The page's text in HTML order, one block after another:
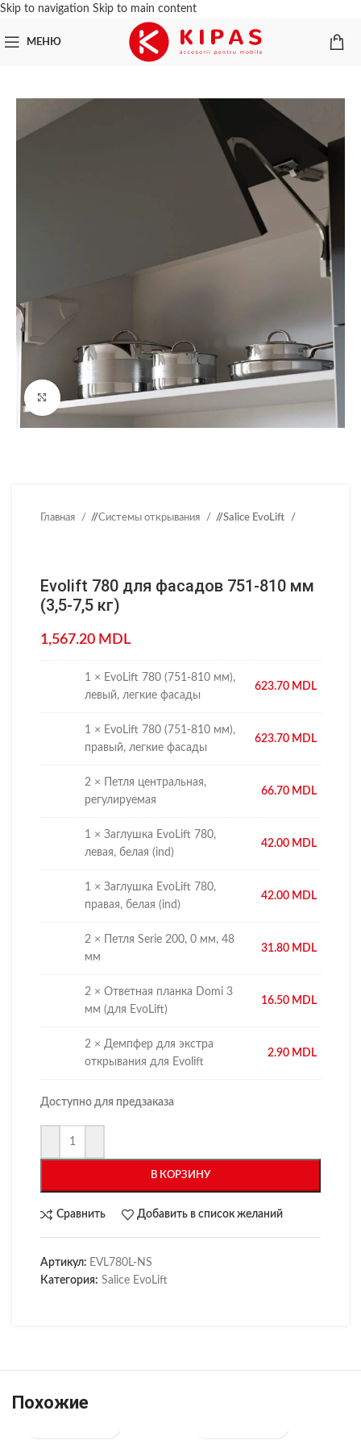
Skip to navigation Skip to main content
МЕНЮ
Нажмите, чтобы увеличить
Главная / Системы открывания / Salice EvoLift
Evolift 780 для фасадов 751-810 мм
(3,5-7,5 кг)
1,567.20 MDL
1 × EvoLift 780 (751-810 мм),
левый, легкие фасады
623.70 MDL
1 × EvoLift 780 (751-810 мм),
правый, легкие фасады
623.70 MDL
2 × Петля центральная,
регулируемая
66.70 MDL
1 × Заглушка EvoLift 780,
левая, белая (ind)
42.00 MDL
1 × Заглушка EvoLift 780,
правая, белая (ind)
42.00 MDL
2 × Петля Serie 200, 0 мм, 48
мм
31.80 MDL
2 × Ответная планка Domi 3
мм (для EvoLift)
16.50 MDL
2 × Демпфер для экстра
открывания для Evolift
2.90 MDL
Доступно для предзаказа
В КОРЗИНУ
Сравнить Добавить в список желаний
Артикул: EVL780L-NS
Категория: Salice EvoLift
Похожие